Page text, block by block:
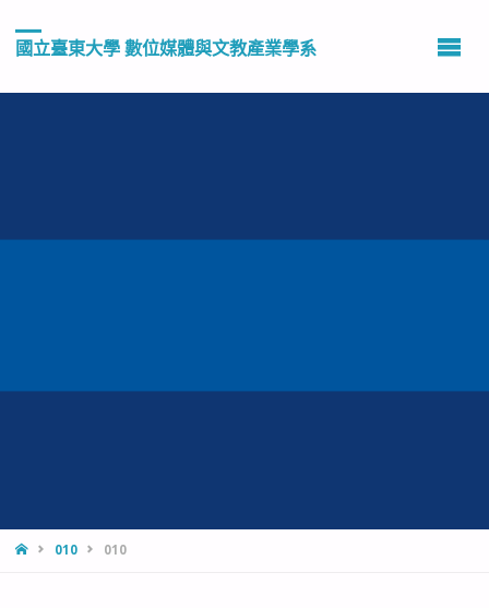
國立臺東大學 數位媒體與文教產業學系
HOME010 010